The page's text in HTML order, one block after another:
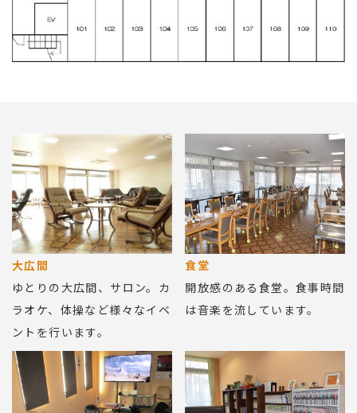
大広間
ゆとりの大広間、サロン。カ
ラオケ、体操など様々なイベ
ントを行います。
食堂
開放感のある食堂。食事時間
は音楽を流しています。